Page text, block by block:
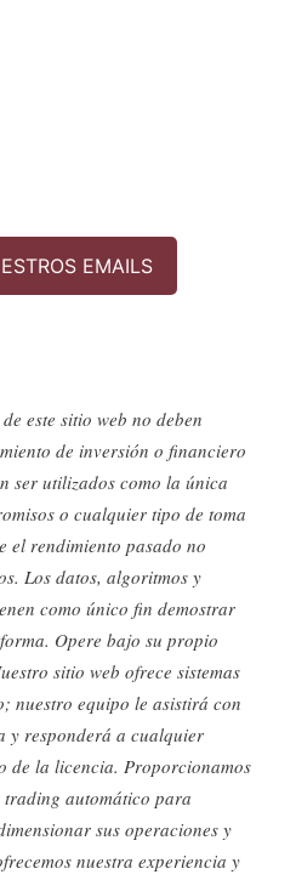
EMAILS
este sitio web no deben
de inversión o financiero
ser utilizados como la única
o cualquier tipo de toma
el rendimiento pasado no
Los datos, algoritmos y
como único fin demostrar
Opere bajo su propio
sitio web ofrece sistemas
nuestro equipo le asistirá con
y responderá a cualquier
de la licencia. Proporcionamos
automático para
sus operaciones y
nuestra experiencia y